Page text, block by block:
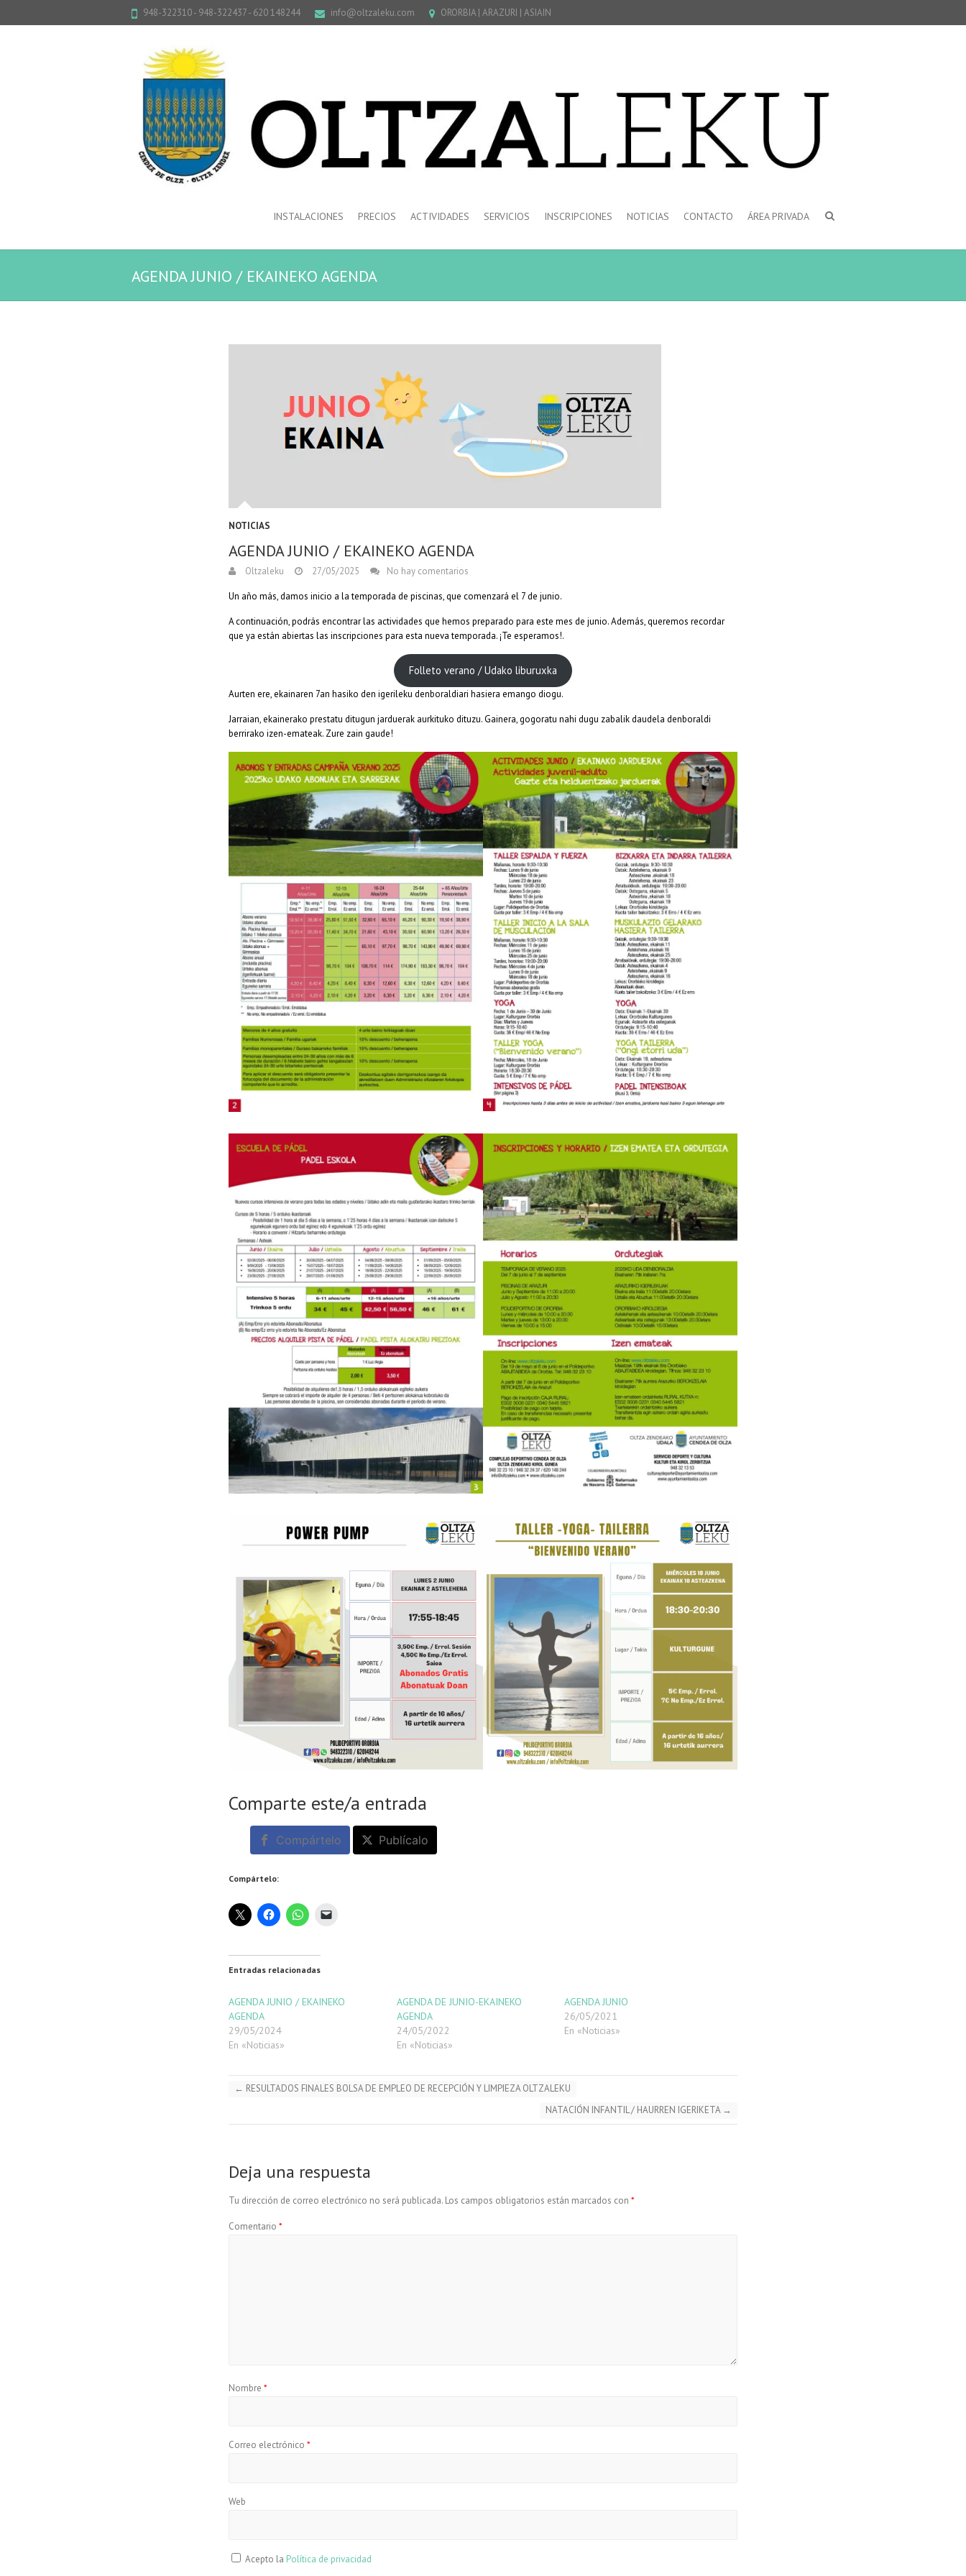
948-322310 - 948-322437 - 620 148244 info@oltzaleku.com ORORBIA | ARAZURI | ASIAIN
INSTALACIONES PRECIOS ACTIVIDADES SERVICIOS INSCRIPCIONES NOTICIAS CONTACTO ÁREA PRIVADA
AGENDA JUNIO / EKAINEKO AGENDA
NOTICIAS
AGENDA JUNIO / EKAINEKO AGENDA
Oltzaleku 27/05/2025 No hay comentarios
Un año más, damos inicio a la temporada de piscinas, que comenzará el 7 de junio.
A continuación, podrás encontrar las actividades que hemos preparado para este mes de junio. Además, queremos recordar
que ya están abiertas las inscripciones para esta nueva temporada. ¡Te esperamos!.
Folleto verano / Udako liburuxka
Aurten ere, ekainaren 7an hasiko den igerileku denboraldiari hasiera emango diogu.
Jarraian, ekainerako prestatu ditugun jarduerak aurkituko dituzu. Gainera, gogoratu nahi dugu zabalik daudela denboraldi
berrirako izen-emateak. Zure zain gaude!
Comparte este/a entrada
Compártelo Publícalo
Compártelo:
Entradas relacionadas
AGENDA JUNIO / EKAINEKO
AGENDA
29/05/2024
En «Noticias»
AGENDA DE JUNIO-EKAINEKO
AGENDA
24/05/2022
En «Noticias»
AGENDA JUNIO
26/05/2021
En «Noticias»
← RESULTADOS FINALES BOLSA DE EMPLEO DE RECEPCIÓN Y LIMPIEZA OLTZALEKU
NATACIÓN INFANTIL / HAURREN IGERIKETA →
Deja una respuesta
Tu dirección de correo electrónico no será publicada. Los campos obligatorios están marcados con *
Comentario *
Nombre *
Correo electrónico *
Web
Acepto la Política de privacidad